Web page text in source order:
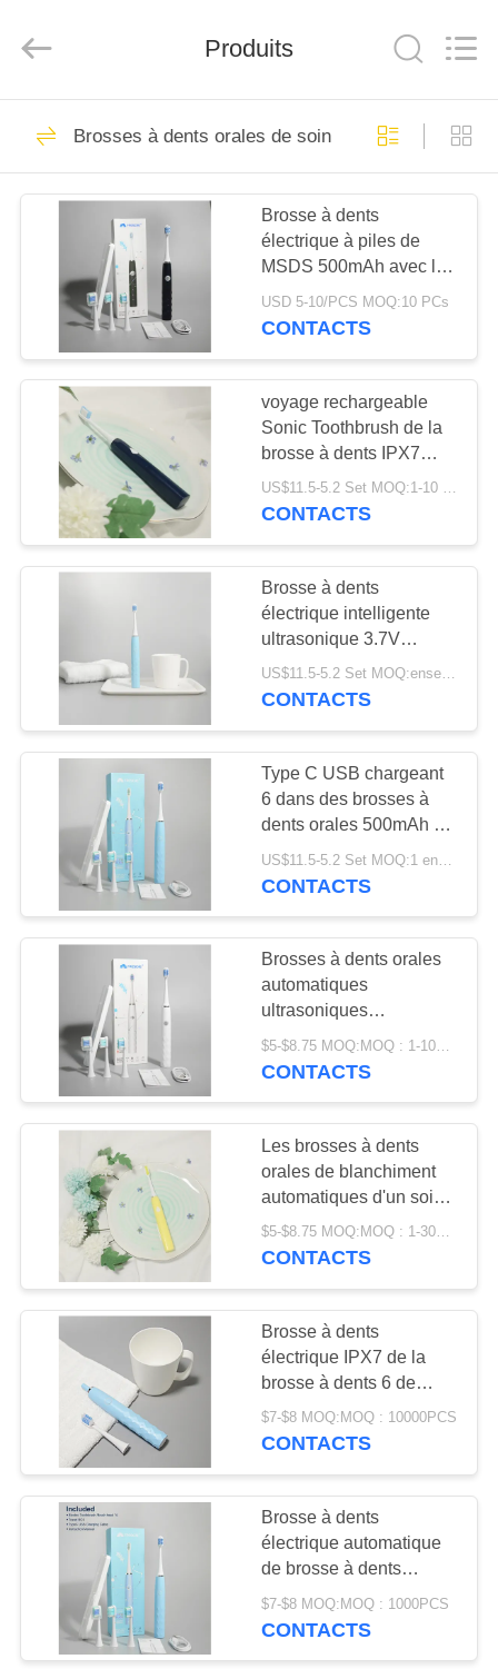
MAISON
PRODUITS
VIDÉOS
SUJET
NOUS
VISITE
D'USINE
CONTRÔLE
QUALITÉ
CONTACTEZ-
DEMANDEZ
CITATION
SITE
POLITIQUE
MATIÈRE
PROTECTION
PRIVÉE
ORAL
CARE
Pâte dentifrice orale
de soin
150
Dents blanchissant
des pâtes
dentifrices
58
Pâte dentifrice de
saveur de fruit
Pâte dentifrice de
charbon actif
18
La pâte dentifrice
des enfants
organiques
Dents blanchissant
la poudre
17
Tablette masticable
de pâte dentifrice
28
Produits
Brosses à dents orales de soin
Brosse à dents
électrique à piles de
MSDS 500mAh avec la
minuterie pour des
adultes
USD 5-10/PCS MOQ:10 PCs
CONTACTS
voyage rechargeable
Sonic Toothbrush de la
brosse à dents IPX7
d'Usb 0.7W
US$11.5-5.2 Set MOQ:1-10 ensemble
CONTACTS
Brosse à dents
électrique intelligente
ultrasonique 3.7V
nettoyant la brosse à
dents électrique d'Usb C
US$11.5-5.2 Set MOQ:ensemble 10
CONTACTS
Type C USB chargeant
6 dans des brosses à
dents orales 500mAh de
1 soin à piles
CONTACTS
Brosses à dents orales
automatiques
ultrasoniques
puissantes de soin
d'OIN nettoyant
$5-$8.75 MOQ:MOQ : 1-1000PCS
CONTACTS
Les brosses à dents
orales de blanchiment
automatiques d'un soin
de commutateur
principal ont adapté le
$5-$8.75 MOQ:MOQ : 1-3000PCS
CONTACTS
Brosse à dents
électrique IPX7 de la
brosse à dents 6 de
voyage de mode de soin
sans fil rechargeable de
$7-$8 MOQ:MOQ : 10000PCS
CONTACTS
Brosse à dents
électrique automatique
de brosse à dents
rechargeable intelligente
de la série IPX7 pour
$7-$8 MOQ:MOQ : 1000PCS
CONTACTS